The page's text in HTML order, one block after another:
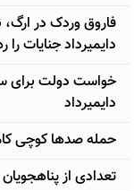
فاروق وردک در
دایمیرداد جنایات
خواست دولت برای
دایمیرداد
حمله صدها کوچی
تعدادی از